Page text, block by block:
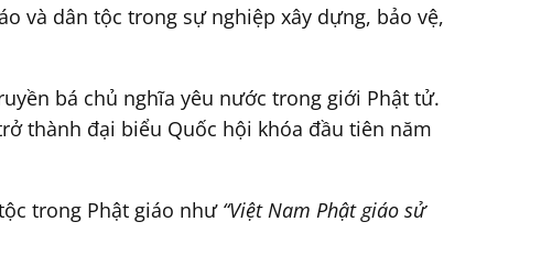
và dân tộc trong sự nghiệp xây dựng, bảo vệ,
bá chủ nghĩa yêu nước trong giới Phật tử.
thành đại biểu Quốc hội khóa đầu tiên năm
trong Phật giáo như “Việt Nam Phật giáo sử